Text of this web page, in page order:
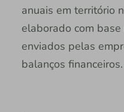
anuais em território
elaborado com
enviados pelas
balanços financeiros.